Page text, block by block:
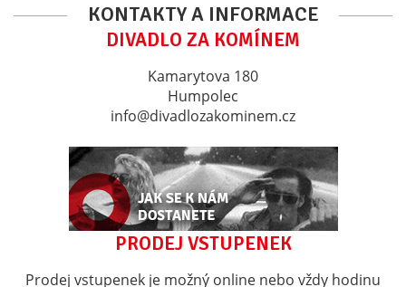
KONTAKTY A INFORMACE
DIVADLO ZA KOMÍNEM
Kamarytova 180
Humpolec
info@divadlozakominem.cz
PRODEJ VSTUPENEK
Prodej vstupenek je možný online nebo vždy hodinu